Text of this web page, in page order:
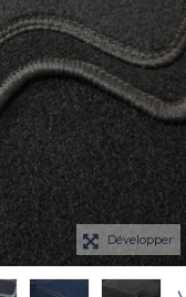
Développer